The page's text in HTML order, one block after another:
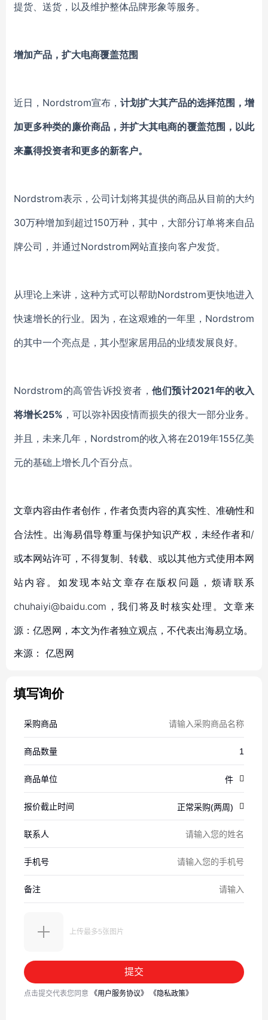
提货、送货 ， 以及维护整体品牌形象等服务。
增加产品，扩大电商覆盖范围
近日， Nordstrom宣布 ， 计划扩大其产品的选择范围 ，增
加更多种类的廉价商品，并扩大其电商的覆盖范围， 以此
来赢得投资者和更多的新客户。
Nordstrom表示， 公司计划将其提供的商品从目前的大约
30万种增加到超过150万种，其中，大部分订单将来自品
牌公司， 并通过Nordstrom网站直接向客户发货。
从理论上来讲，这种方式可以帮助Nordstrom更快地进入
快速增长的行业。 因为， 在这艰难的一年里， Nordstrom
的其中一个亮点是，其小型家居用品的业绩发展良好。
Nordstrom的高管告诉投资者， 他们预计2021年的收入
将增长25% ， 可以弥补因疫情而损失的很大一部分业务。
并且， 未来几年， Nordstrom的收入将在2019年155亿美
元的基础上增长几个百分点。
文章内容由作者创作，作者负责内容的真实性、准确性和
合法性。出海易倡导尊重与保护知识产权，未经作者和/
或本网站许可，不得复制、转载、或以其他方式使用本网
站内容。如发现本站文章存在版权问题，烦请联系
chuhaiyi@baidu.com，我们将及时核实处理。文章来
源：亿恩网，本文为作者独立观点，不代表出海易立场。
来源： 亿恩网
填写询价